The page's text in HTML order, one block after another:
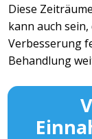
Diese
kann auch sein,
Verbesserung
Behandlung